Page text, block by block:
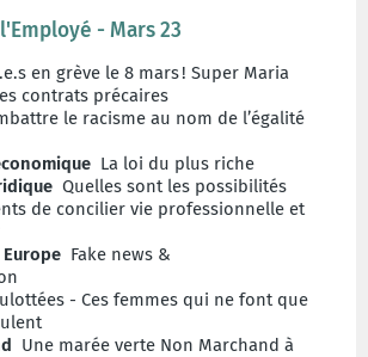
- Mars 23
en grève le 8 mars ! Super Maria
contrats précaires
le racisme au nom de l’égalité
La loi du plus riche
Quelles sont les possibilités
de concilier vie professionnelle et
Europe Fake news &
- Ces femmes qui ne font que
Une marée verte Non Marchand à